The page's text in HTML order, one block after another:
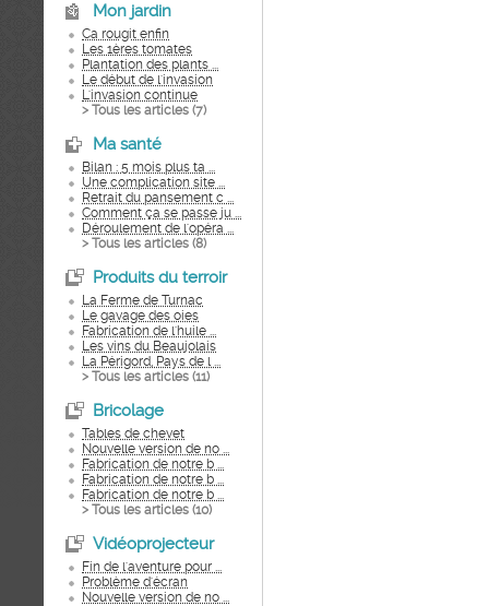
Mon jardin
Ca rougit enfin
Les 1ères tomates
Plantation des plants ...
Le début de l'invasion
L'invasion continue
> Tous les articles (7)
Ma santé
Bilan : 5 mois plus ta ...
Une complication site ...
Retrait du pansement c ...
Comment ça se passe ju ...
Déroulement de l'opéra ...
> Tous les articles (8)
Produits du terroir
La Ferme de Turnac
Le gavage des oies
Fabrication de l'huile ...
Les vins du Beaujolais
La Périgord, Pays de l ...
> Tous les articles (11)
Bricolage
Tables de chevet
Nouvelle version de no ...
Fabrication de notre b ...
Fabrication de notre b ...
Fabrication de notre b ...
> Tous les articles (10)
Vidéoprojecteur
Fin de l'aventure pour ...
Problème d'écran
Nouvelle version de no ...